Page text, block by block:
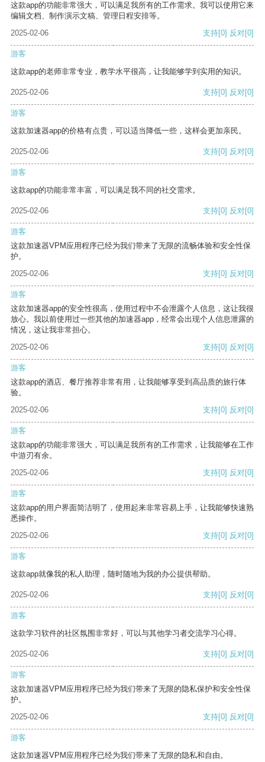
这款app的功能非常强大，可以满足我所有的工作需求。我可以使用它来
编辑文档、制作演示文稿、管理日程安排等。
2025-02-06
支持[0] 反对[0]
游客
这款app的老师非常专业，教学水平很高，让我能够学到实用的知识。
2025-02-06 支持[0] 反对[0]
游客
这款加速器app的价格有点贵，可以适当降低一些，这样会更加亲民。
2025-02-06 支持[0] 反对[0]
游客
这款app的功能非常丰富，可以满足我不同的社交需求。
2025-02-06 支持[0] 反对[0]
游客
这款加速器VPM应用程序已经为我们带来了无限的流畅体验和安全性保
护。
2025-02-06
支持[0] 反对[0]
游客
这款加速器app的安全性很高，使用过程中不会泄露个人信息，这让我很
放心。我以前使用过一些其他的加速器app，经常会出现个人信息泄露的
情况，这让我非常担心。
2025-02-06
支持[0] 反对[0]
游客
这款app的酒店、餐厅推荐非常有用，让我能够享受到高品质的旅行体
验。
2025-02-06
支持[0] 反对[0]
游客
这款app的功能非常强大，可以满足我所有的工作需求，让我能够在工作
中游刃有余。
2025-02-06
支持[0] 反对[0]
游客
这款app的用户界面简洁明了，使用起来非常容易上手，让我能够快速熟
悉操作。
2025-02-06
支持[0] 反对[0]
游客
这款app就像我的私人助理，随时随地为我的办公提供帮助。
2025-02-06 支持[0] 反对[0]
游客
这款学习软件的社区氛围非常好，可以与其他学习者交流学习心得。
2025-02-06 支持[0] 反对[0]
游客
这款加速器VPM应用程序已经为我们带来了无限的隐私保护和安全性保
护。
2025-02-06
支持[0] 反对[0]
游客
这款加速器VPM应用程序已经为我们带来了无限的隐私和自由。